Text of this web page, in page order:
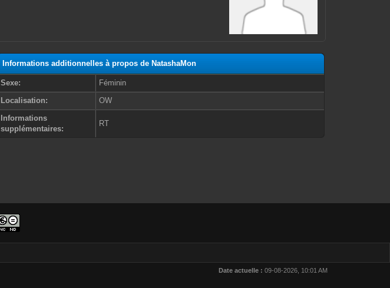
Informations additionnelles à propos de NatashaMon
Sexe:
Féminin
Localisation:
OW
Informations
supplémentaires:
RT
Date actuelle : 09-08-2026, 10:01 AM